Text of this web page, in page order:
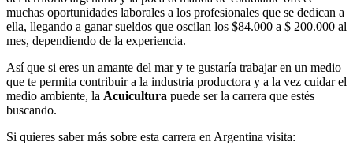
muchas oportunidades laborales a los profesionales que se dedican a
ella, llegando a ganar sueldos que oscilan los $84.000 a $ 200.000 al
mes, dependiendo de la experiencia.
Así que si eres un amante del mar y te gustaría trabajar en un medio
que te permita contribuir a la industria productora y a la vez cuidar el
medio ambiente, la Acuicultura puede ser la carrera que estés
buscando.
Si quieres saber más sobre esta carrera en Argentina visita: